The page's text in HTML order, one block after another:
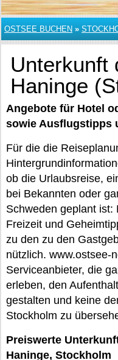
OSTSEE BUCHEN »
Unterkunft
Haninge
Angebote für Hotel
sowie Ausflugstipps
Für die die
ob die Urlaubsreise,
bei Bekannten oder
Schweden geplant ist:
Freizeit und
zu den zu den
nützlich. www.ostsee-
Serviceanbieter, die
erleben, den
gestalten und keine
Stockholm zu
Preiswerte
Haninge, Stockholm